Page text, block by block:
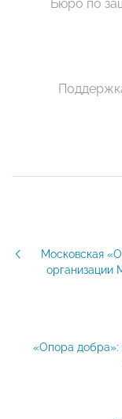
Бюро по
Московская
организации
«Опора добра»: